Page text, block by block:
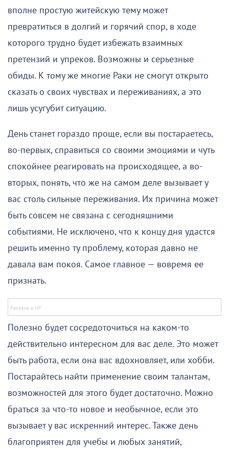
вполне простую житейскую тему может
превратиться в долгий и горячий спор, в ходе
которого трудно будет избежать взаимных
претензий и упреков. Возможны и серьезные
обиды. К тому же многие Раки не смогут открыто
сказать о своих чувствах и переживаниях, а это
лишь усугубит ситуацию.
День станет гораздо проще, если вы постараетесь,
во-первых, справиться со своими эмоциями и чуть
спокойнее реагировать на происходящее, а во-
вторых, понять, что же на самом деле вызывает у
вас столь сильные переживания. Их причина может
быть совсем не связана с сегодняшними
событиями. Не исключено, что к концу дня удастся
решить именно ту проблему, которая давно не
давала вам покоя. Самое главное — вовремя ее
признать.
Полезно будет сосредоточиться на каком-то
действительно интересном для вас деле. Это может
быть работа, если она вас вдохновляет, или хобби.
Постарайтесь найти применение своим талантам,
возможностей для этого будет достаточно. Можно
браться за что-то новое и необычное, если это
вызывает у вас искренний интерес. Также день
благоприятен для учебы и любых занятий,